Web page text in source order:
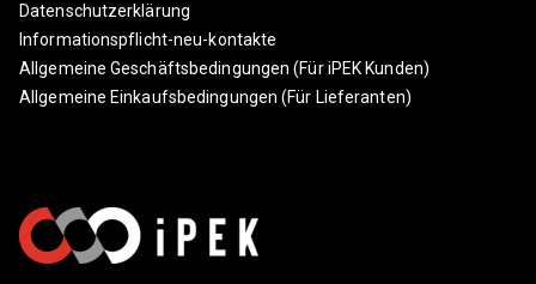
Datenschutzerklärung
Informationspflicht-neu-kontakte
Allgemeine Geschäftsbedingungen (Für iPEK Kunden)
Allgemeine Einkaufsbedingungen (Für Lieferanten)